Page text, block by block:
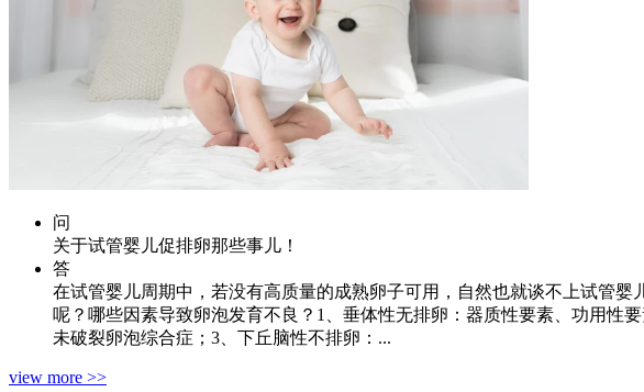
问
关于试管婴儿促排卵那些事儿！
答
在试管婴儿周期中，若没有高质量的成熟卵子可用，自然也就谈不上试管
呢？哪些因素导致卵泡发育不良？1、垂体性无排卵：器质性要素、功用性
未破裂卵泡综合症；3、下丘脑性不排卵：...
view more >>